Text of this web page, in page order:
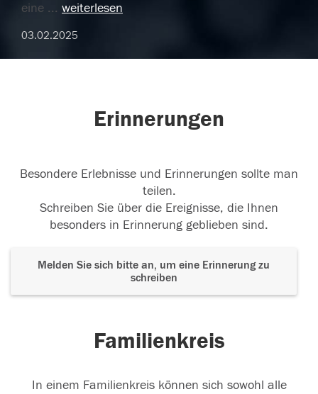
eine ... weiterlesen
03.02.2025
Erinnerungen
Besondere Erlebnisse und Erinnerungen sollte man
teilen.
Schreiben Sie über die Ereignisse, die Ihnen
besonders in Erinnerung geblieben sind.
Melden Sie sich bitte an, um eine Erinnerung zu
schreiben
Familienkreis
In einem Familienkreis können sich sowohl alle